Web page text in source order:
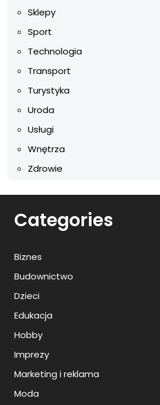
Sklepy
Sport
Technologia
Transport
Turystyka
Uroda
Usługi
Wnętrza
Zdrowie
Categories
Biznes
Budownictwo
Dzieci
Edukacja
Hobby
Imprezy
Marketing i reklama
Moda